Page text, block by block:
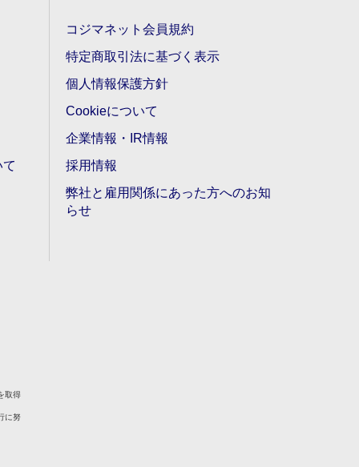
コジマネット会員規約
特定商取引法に基づく表示
個人情報保護方針
Cookieについて
企業情報・IR情報
採用情報
弊社と雇用関係にあった方へのお知
らせ
取得
に努